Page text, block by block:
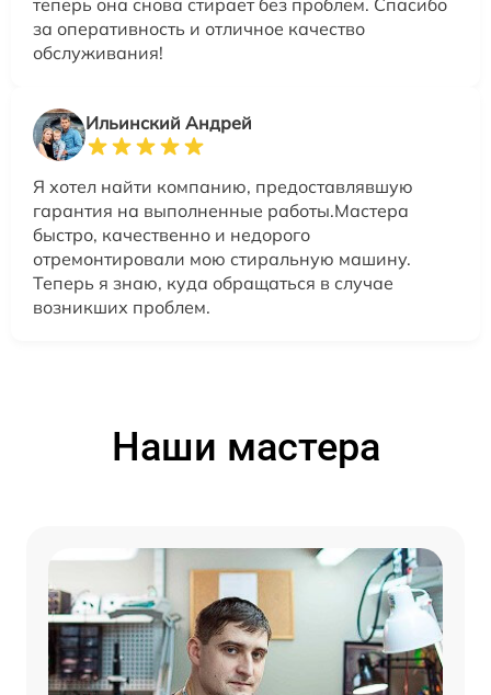
за оперативность и отличное качество
обслуживания!
Ильинский Андрей
Я хотел найти компанию, предоставлявшую
гарантия на выполненные работы.Мастера
быстро, качественно и недорого
отремонтировали мою стиральную машину.
Теперь я знаю, куда обращаться в случае
возникших проблем.
Наши мастера